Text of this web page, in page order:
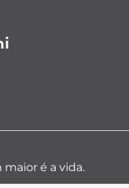
maior é a vida.